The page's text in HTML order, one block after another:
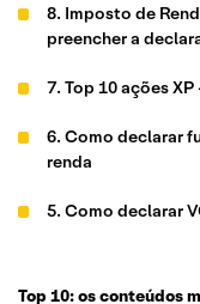
8. Imposto de
preencher a
7. Top 10 ações XP
6. Como declarar
renda
5. Como declarar
funciona
Top 10: os conteúdos